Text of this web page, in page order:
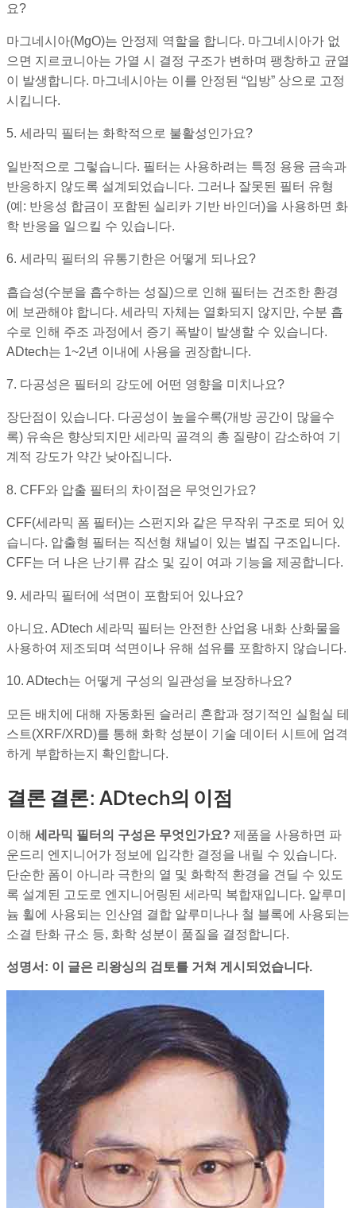
요?
마그네시아(MgO)는 안정제 역할을 합니다. 마그네시아가 없
으면 지르코니아는 가열 시 결정 구조가 변하며 팽창하고 균열
이 발생합니다. 마그네시아는 이를 안정된 “입방” 상으로 고정
시킵니다.
5. 세라믹 필터는 화학적으로 불활성인가요?
일반적으로 그렇습니다. 필터는 사용하려는 특정 용융 금속과
반응하지 않도록 설계되었습니다. 그러나 잘못된 필터 유형
(예: 반응성 합금이 포함된 실리카 기반 바인더)을 사용하면 화
학 반응을 일으킬 수 있습니다.
6. 세라믹 필터의 유통기한은 어떻게 되나요?
흡습성(수분을 흡수하는 성질)으로 인해 필터는 건조한 환경
에 보관해야 합니다. 세라믹 자체는 열화되지 않지만, 수분 흡
수로 인해 주조 과정에서 증기 폭발이 발생할 수 있습니다.
ADtech는 1~2년 이내에 사용을 권장합니다.
7. 다공성은 필터의 강도에 어떤 영향을 미치나요?
장단점이 있습니다. 다공성이 높을수록(개방 공간이 많을수
록) 유속은 향상되지만 세라믹 골격의 총 질량이 감소하여 기
계적 강도가 약간 낮아집니다.
8. CFF와 압출 필터의 차이점은 무엇인가요?
CFF(세라믹 폼 필터)는 스펀지와 같은 무작위 구조로 되어 있
습니다. 압출형 필터는 직선형 채널이 있는 벌집 구조입니다.
CFF는 더 나은 난기류 감소 및 깊이 여과 기능을 제공합니다.
9. 세라믹 필터에 석면이 포함되어 있나요?
아니요. ADtech 세라믹 필터는 안전한 산업용 내화 산화물을
사용하여 제조되며 석면이나 유해 섬유를 포함하지 않습니다.
10. ADtech는 어떻게 구성의 일관성을 보장하나요?
모든 배치에 대해 자동화된 슬러리 혼합과 정기적인 실험실 테
스트(XRF/XRD)를 통해 화학 성분이 기술 데이터 시트에 엄격
하게 부합하는지 확인합니다.
결론 결론: ADtech의 이점
이해 세라믹 필터의 구성은 무엇인가요? 제품을 사용하면 파
운드리 엔지니어가 정보에 입각한 결정을 내릴 수 있습니다.
단순한 폼이 아니라 극한의 열 및 화학적 환경을 견딜 수 있도
록 설계된 고도로 엔지니어링된 세라믹 복합재입니다. 알루미
늄 휠에 사용되는 인산염 결합 알루미나나 철 블록에 사용되는
소결 탄화 규소 등, 화학 성분이 품질을 결정합니다.
성명서: 이 글은 리왕싱의 검토를 거쳐 게시되었습니다.